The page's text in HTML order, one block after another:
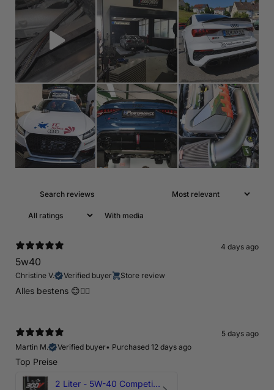
With media
4 days ago
5w40
Christine V. Verified buyer Store review
Alles bestens 😊👍🏻
5 days ago
Martin M.
Verified buyer• Purchased 12 days ago
Top Preise
2 Liter - 5W-40 Competition 300V Motul Motoröl